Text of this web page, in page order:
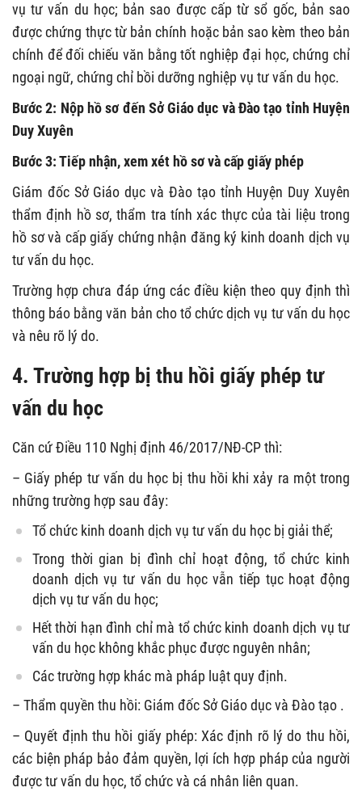
vụ tư vấn du học; bản sao được cấp từ sổ gốc, bản sao
được chứng thực từ bản chính hoặc bản sao kèm theo bản
chính để đối chiếu văn bằng tốt nghiệp đại học, chứng chỉ
ngoại ngữ, chứng chỉ bồi dưỡng nghiệp vụ tư vấn du học.
Bước 2: Nộp hồ sơ đến Sở Giáo dục và Đào tạo tỉnh Huyện
Duy Xuyên
Bước 3: Tiếp nhận, xem xét hồ sơ và cấp giấy phép
Giám đốc Sở Giáo dục và Đào tạo tỉnh Huyện Duy Xuyên
thẩm định hồ sơ, thẩm tra tính xác thực của tài liệu trong
hồ sơ và cấp giấy chứng nhận đăng ký kinh doanh dịch vụ
tư vấn du học.
Trường hợp chưa đáp ứng các điều kiện theo quy định thì
thông báo bằng văn bản cho tổ chức dịch vụ tư vấn du học
và nêu rõ lý do.
4. Trường hợp bị thu hồi giấy phép tư
vấn du học
Căn cứ Điều 110 Nghị định 46/2017/NĐ-CP thì:
– Giấy phép tư vấn du học bị thu hồi khi xảy ra một trong
những trường hợp sau đây:
Tổ chức kinh doanh dịch vụ tư vấn du học bị giải thể;
Trong thời gian bị đình chỉ hoạt động, tổ chức kinh
doanh dịch vụ tư vấn du học vẫn tiếp tục hoạt động
dịch vụ tư vấn du học;
Hết thời hạn đình chỉ mà tổ chức kinh doanh dịch vụ tư
vấn du học không khắc phục được nguyên nhân;
Các trường hợp khác mà pháp luật quy định.
– Thẩm quyền thu hồi: Giám đốc Sở Giáo dục và Đào tạo .
– Quyết định thu hồi giấy phép: Xác định rõ lý do thu hồi,
các biện pháp bảo đảm quyền, lợi ích hợp pháp của người
được tư vấn du học, tổ chức và cá nhân liên quan.